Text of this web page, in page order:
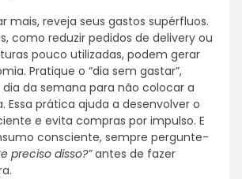
mais, reveja seus gastos supérfluos.
como reduzir pedidos de delivery ou
pouco utilizadas, podem gerar
Pratique o “dia sem gastar”,
da semana para não colocar a
Essa prática ajuda a desenvolver o
e evita compras por impulso. E
consciente, sempre pergunte-
preciso disso?”antes de fazer